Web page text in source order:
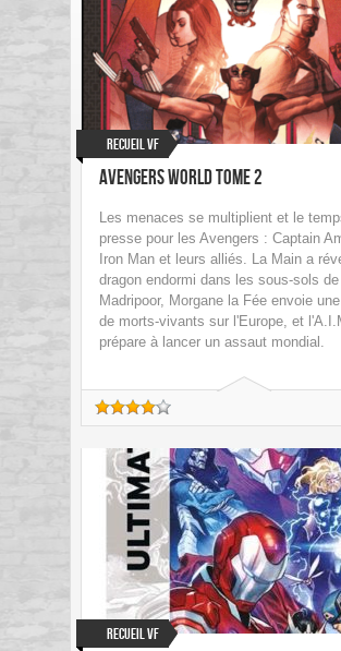
Recueil VF
Avengers World Tome 2
Les menaces se multiplient et le
presse pour les Avengers : Captain
Iron Man et leurs alliés. La Main a
dragon endormi dans les sous-sols de
Madripoor, Morgane la Fée envoie
de morts-vivants sur l'Europe, et
prépare à lancer un assaut mondial.
Recueil VF